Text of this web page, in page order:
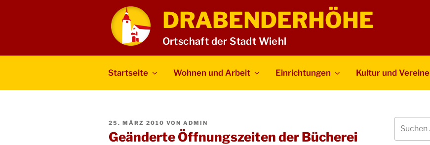
DRABENDERHÖHE
Ortschaft der Stadt Wiehl
Startseite Wohnen und Arbeit Einrichtungen Kultur und Vereine
VERÖFFENTLICHT
25. MÄRZ 2010 VON ADMIN
Geänderte Öffnungszeiten der Bücherei
nach: